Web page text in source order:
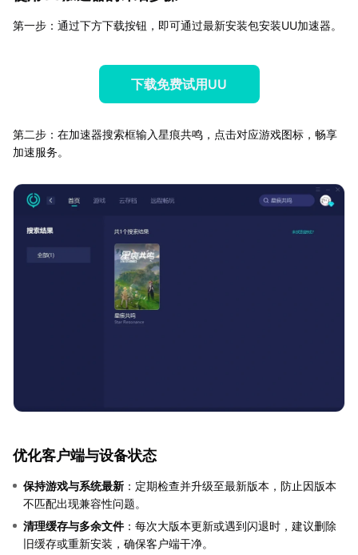
第一步：通过下方下载按钮，即可通过最新安装包安装UU加速器。
下载免费试用UU
第二步：在加速器搜索框输入星痕共鸣，点击对应游戏图标，畅享
加速服务。
优化客户端与设备状态
保持游戏与系统最新 ：定期检查并升级至最新版本，防止因版本
不匹配出现兼容性问题。
清理缓存与多余文件：每次大版本更新或遇到闪退时，建议删除
旧缓存或重新安装，确保客户端干净。